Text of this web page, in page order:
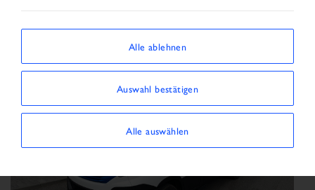
Alle ablehnen
Auswahl bestätigen
Alle auswählen